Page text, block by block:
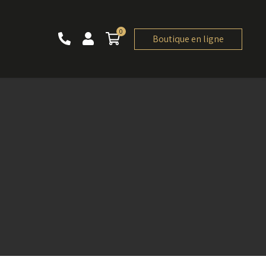
0
0 article Boutique en ligne